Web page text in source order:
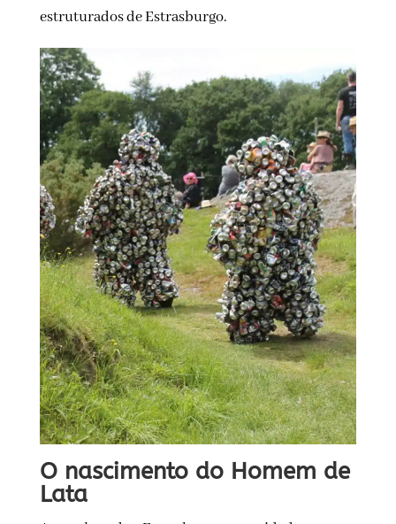
estruturados de Estrasburgo.
O nascimento do Homem de
Lata